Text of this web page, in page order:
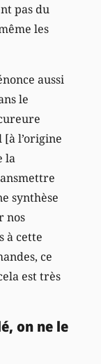
pas du
les
aussi
le
l’origine
la
synthèse
nos
à cette
ce
est très
on ne le